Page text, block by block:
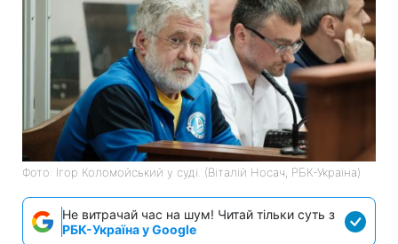
Фото: Ігор Коломойський у суді. (Віталій Носач, РБК-Україна)
Не витрачай час на шум! Читай тільки суть з
РБК-Україна у Google